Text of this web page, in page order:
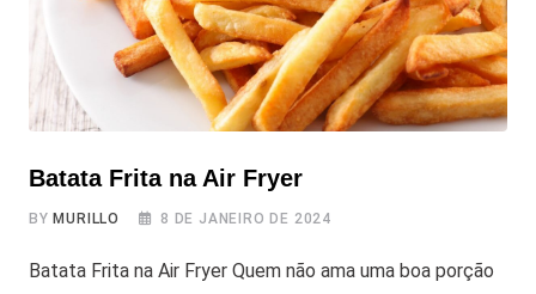
Batata Frita na Air Fryer
BYMURILLO 8 DE JANEIRO DE 2024
Batata Frita na Air Fryer Quem não ama uma boa porção